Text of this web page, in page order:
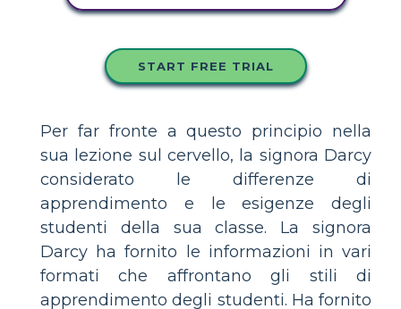
START FREE TRIAL
Per far fronte a questo principio nella
sua lezione sul cervello, la signora Darcy
considerato le differenze di
apprendimento e le esigenze degli
studenti della sua classe. La signora
Darcy ha fornito le informazioni in vari
formati che affrontano gli stili di
apprendimento degli studenti. Ha fornito